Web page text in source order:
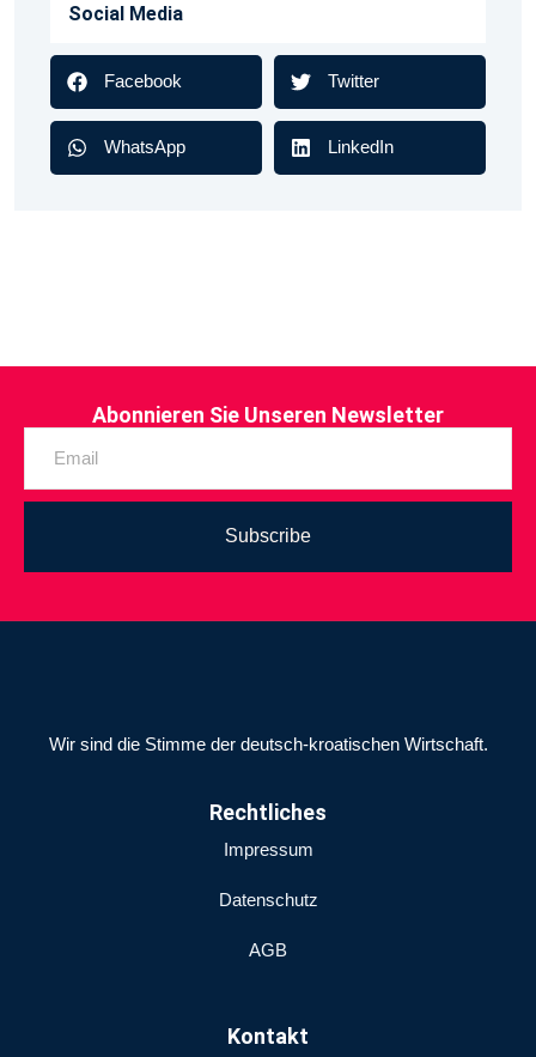
Social Media
Facebook Twitter
WhatsApp LinkedIn
Abonnieren Sie Unseren Newsletter
Subscribe
Wir sind die Stimme der deutsch-kroatischen Wirtschaft.
Rechtliches
Impressum
Datenschutz
AGB
Kontakt